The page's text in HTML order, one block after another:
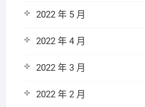
2022 年 5 月
2022 年 4 月
2022 年 3 月
2022 年 2 月